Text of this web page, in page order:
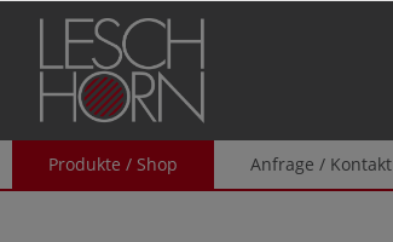
Zur Hauptnavigation springen
Produkte / Shop Anfrage / Kontakt